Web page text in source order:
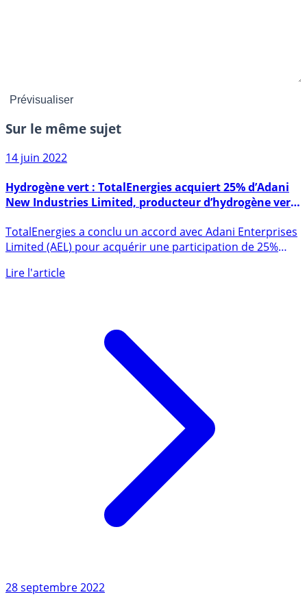
Sur le même sujet
14 juin 2022
New Industries Limited, producteur d’hydrogène vert
en Inde
Limited (AEL) pour acquérir une participation de 25%